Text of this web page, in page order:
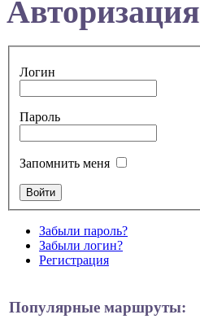
Авторизация
Логин
Пароль
Запомнить меня
Забыли пароль?
Забыли логин?
Регистрация
Популярные маршруты: